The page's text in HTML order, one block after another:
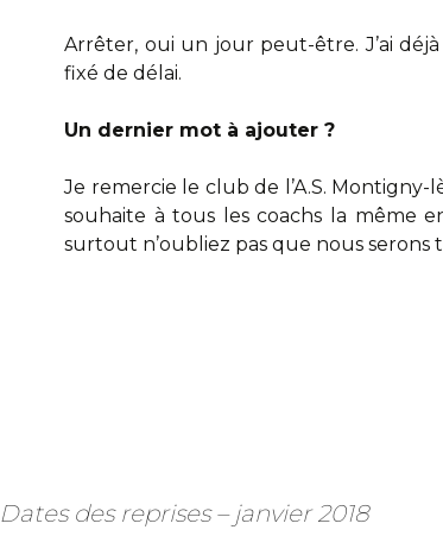
Arrêter, oui un jour peut-être. J’ai
fixé de délai.
Un dernier mot à ajouter ?
Je remercie le club de l’A.S.
souhaite à tous les coachs la même
surtout n’oubliez pas que nous serons
Dates des reprises – janvier 2018